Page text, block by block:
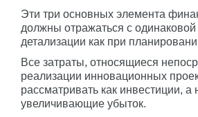
Эти три основных элемента
должны отражаться с
детализации как при
Все затраты, относящиеся
реализации инновационных
рассматривать как инвестиции, а
увеличивающие убыток.